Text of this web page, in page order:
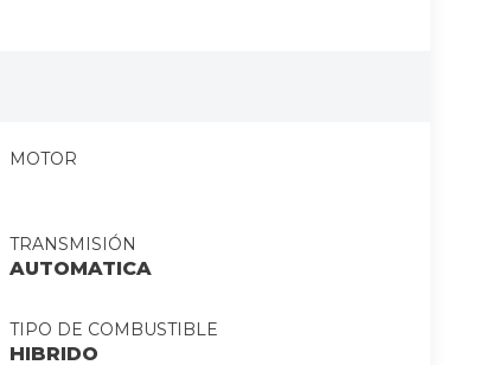
MOTOR
TRANSMISIÓN
AUTOMATICA
TIPO DE COMBUSTIBLE
HIBRIDO